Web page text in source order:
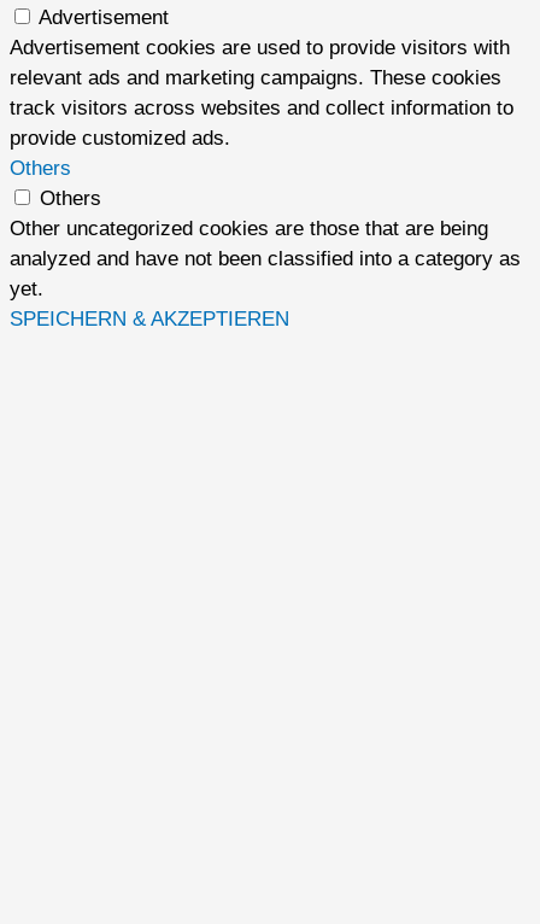
Advertisement
Advertisement cookies are used to provide visitors with
relevant ads and marketing campaigns. These cookies
track visitors across websites and collect information to
provide customized ads.
Others
Others
Other uncategorized cookies are those that are being
analyzed and have not been classified into a category as
yet.
SPEICHERN & AKZEPTIEREN